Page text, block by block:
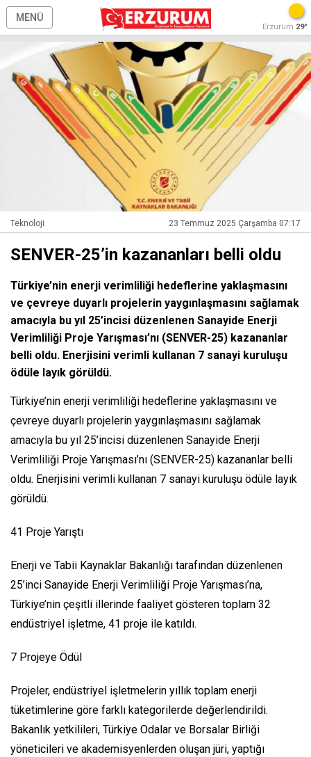
MENÜ
Erzurum 29°
Teknoloji 23 Temmuz 2025 Çarşamba 07:17
SENVER-25’in kazananları belli oldu
Türkiye’nin enerji verimliliği hedeflerine yaklaşmasını
ve çevreye duyarlı projelerin yaygınlaşmasını sağlamak
amacıyla bu yıl 25’incisi düzenlenen Sanayide Enerji
Verimliliği Proje Yarışması’nı (SENVER-25) kazananlar
belli oldu. Enerjisini verimli kullanan 7 sanayi kuruluşu
ödüle layık görüldü.
Türkiye’nin enerji verimliliği hedeflerine yaklaşmasını ve
çevreye duyarlı projelerin yaygınlaşmasını sağlamak
amacıyla bu yıl 25’incisi düzenlenen Sanayide Enerji
Verimliliği Proje Yarışması’nı (SENVER-25) kazananlar belli
oldu. Enerjisini verimli kullanan 7 sanayi kuruluşu ödüle layık
görüldü.
41 Proje Yarıştı
Enerji ve Tabii Kaynaklar Bakanlığı tarafından düzenlenen
25’inci Sanayide Enerji Verimliliği Proje Yarışması’na,
Türkiye’nin çeşitli illerinde faaliyet gösteren toplam 32
endüstriyel işletme, 41 proje ile katıldı.
7 Projeye Ödül
Projeler, endüstriyel işletmelerin yıllık toplam enerji
tüketimlerine göre farklı kategorilerde değerlendirildi.
Bakanlık yetkilileri, Türkiye Odalar ve Borsalar Birliği
yöneticileri ve akademisyenlerden oluşan jüri, yaptığı